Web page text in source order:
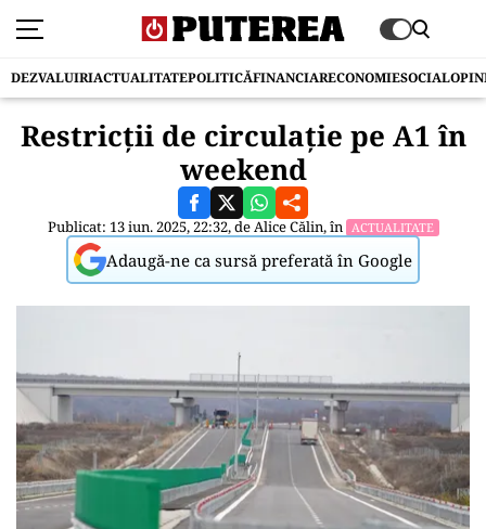
DEZVALUIRIACTUALITATEPOLITICĂFINANCIARECONOMIESOCIAL
Restricții de circulație pe A1 în
weekend
Publicat: 13 iun. 2025, 22:32, deAlice Călin, în ACTUALITATE
Adaugă-ne ca sursă preferată în Google